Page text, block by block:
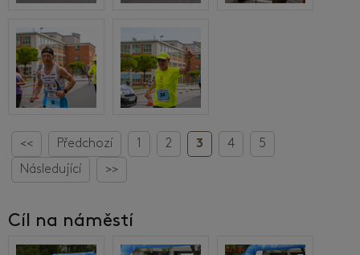
<< Předchozí 1 2 3 4
5
Následující
>>
Cíl na náměstí